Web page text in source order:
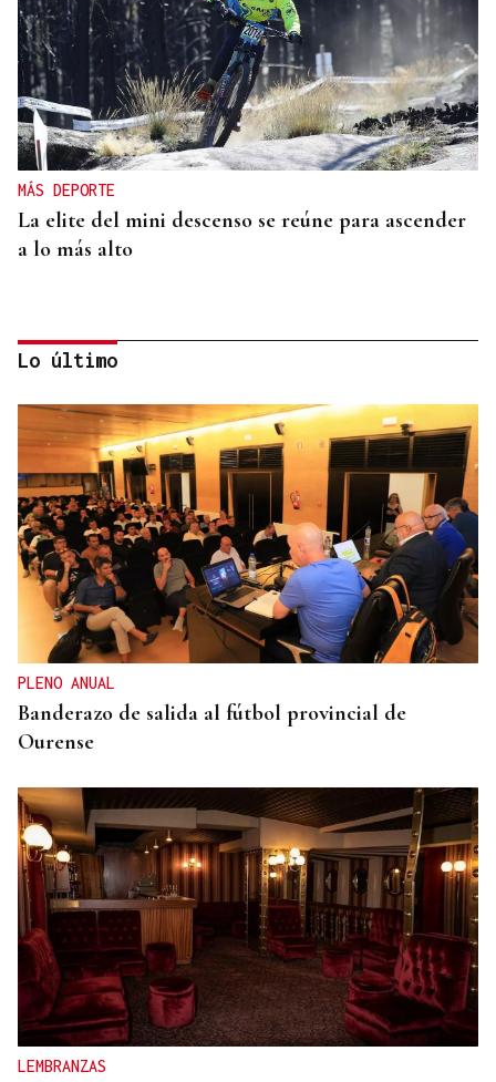
MÁS DEPORTE
La elite del mini descenso se reúne para ascender
a lo más alto
SUB-10 FEMENINA
La ourensana Anna Soares roza el podio del
Campeonato de España de Ajedrez
Lo último
PLENO ANUAL
Banderazo de salida al fútbol provincial de
Ourense
LEMBRANZAS